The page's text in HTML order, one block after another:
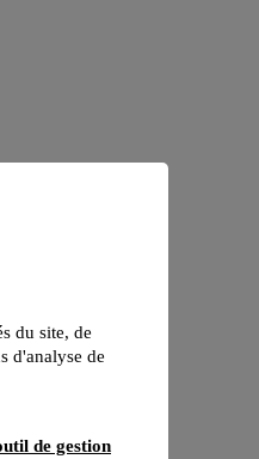
du site, de
d'analyse de
de gestion